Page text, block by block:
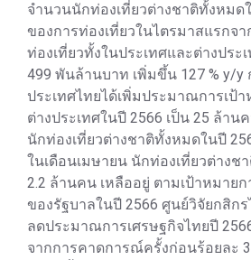
จำนวนนักท่องเที่ยวต่างชาติทั้งหมด
ของการท่องเที่ยวในไตรมาสแรกจ
ท่องเที่ยวทั้งในประเทศและต่างปร
499 พันล้านบาท เพิ่มขึ้น 127 % y/y
ประเทศไทยได้เพิ่มประมาณการเป้
ต่างประเทศในปี 2566 เป็น 25 ล้า
นักท่องเที่ยวต่างชาติทั้งหมดในปี
ในเดือนเมษายน นักท่องเที่ยวต่างช
2.2 ล้านคน เหลืออยู่ ตามเป้าหมายก
ของรัฐบาลในปี 2566 ศูนย์วิจัยกสิกร
ลดประมาณการเศรษฐกิจไทยปี
จากการคาดการณ์ครั้งก่อนร้อยละ